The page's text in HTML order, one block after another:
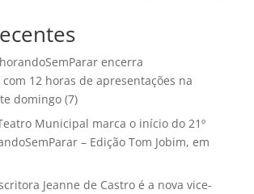
encerra
12 horas de apresentações na
domingo (7)
Municipal marca o início do 21º
– Edição Tom Jobim, em
Jeanne de Castro é a nova vice-